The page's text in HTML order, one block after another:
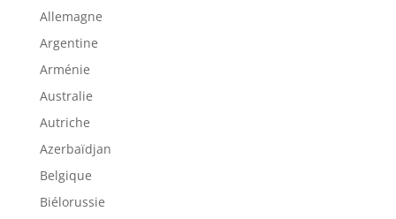
Allemagne
Argentine
Arménie
Australie
Autriche
Azerbaïdjan
Belgique
Biélorussie